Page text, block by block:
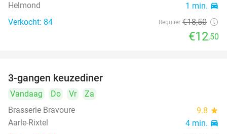
Helmond 1 min. directions_car
Verkocht: 84 Regulier €18,50
€12,50
3-gangen keuzediner
Vandaag Do Vr
Za
Brasserie Bravoure
9.8 star
Aarle-Rixtel 4 min. directions_car